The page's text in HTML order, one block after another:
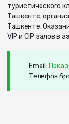
туристического
Ташкенте,
Ташкенте.
VIP и CIP залов в
Email:
Телефон